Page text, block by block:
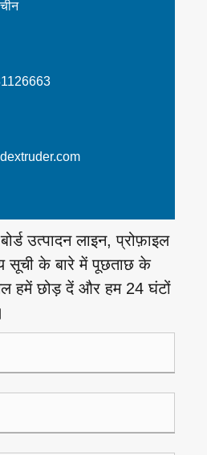
उत्पादन लाइन, प्रोफ़ाइल
सूची के बारे में पूछताछ के
हमें छोड़ दें और हम 24 घंटों